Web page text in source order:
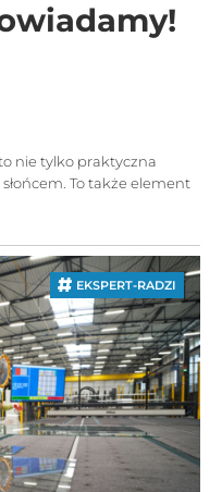
nie tylko praktyczna
To także element
EKSPERT-RADZI